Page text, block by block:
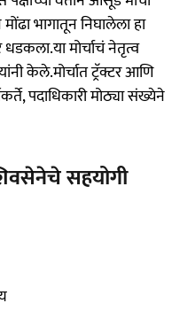
भागातून निघालेला हा
धडकला.या मोर्चाचं नेतृत्व
केले.मोर्चात ट्रॅक्टर आणि
पदाधिकारी मोठ्या संख्येने
सहयोगी